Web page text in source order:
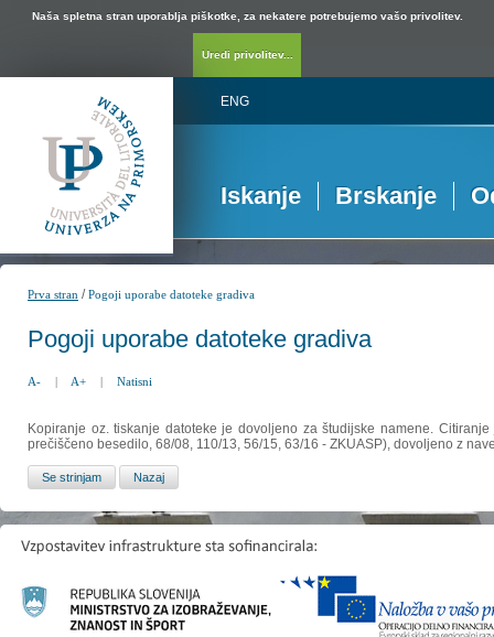
Naša spletna stran uporablja piškotke, za nekatere potrebujemo vašo privolitev.
Uredi privolitev...
ENG
Iskanje Brskanje
Prva stran /Pogoji uporabe datoteke gradiva
Pogoji uporabe datoteke gradiva
A- | A+ | Natisni
Kopiranje oz. tiskanje datoteke je dovoljeno za študijske namene.
prečiščeno besedilo, 68/08, 110/13, 56/15, 63/16 - ZKUASP), dovoljeno z